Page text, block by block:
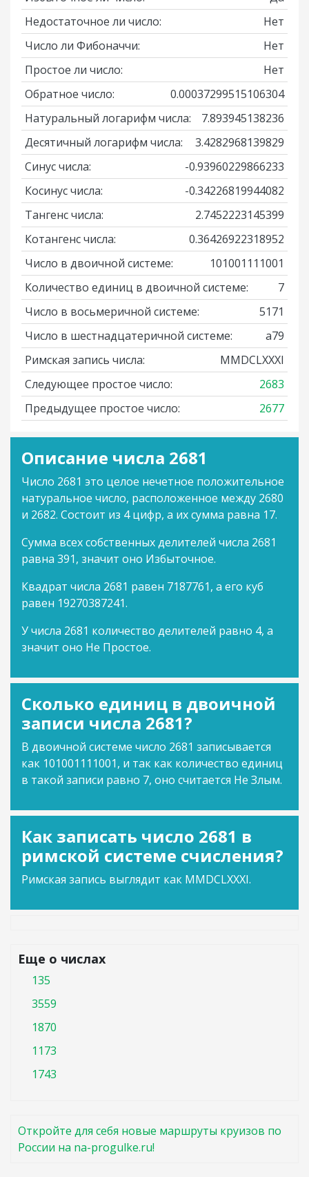
Недостаточное ли число:
Нет
Число ли Фибоначчи:
Нет
Простое ли число:
Нет
Обратное число:
0.00037299515106304
Натуральный логарифм числа:
7.893945138236
Десятичный логарифм числа:
3.4282968139829
Синус числа:
-0.93960229866233
Косинус числа:
-0.34226819944082
Тангенс числа:
2.7452223145399
Котангенс числа:
0.36426922318952
Число в двоичной системе:
101001111001
Количество единиц в двоичной системе:
7
Число в восьмеричной системе:
5171
Число в шестнадцатеричной системе:
a79
Римская запись числа:
MMDCLXXXI
Следующее простое число:
2683
Предыдущее простое число:
2677
Описание числа 2681
Число 2681 это целое нечетное положительное
натуральное число, расположенное между 2680
и 2682. Состоит из 4 цифр, а их сумма равна 17.
Сумма всех собственных делителей числа 2681
равна 391, значит оно Избыточное.
Квадрат числа 2681 равен 7187761, а его куб
равен 19270387241.
У числа 2681 количество делителей равно 4, а
значит оно Не Простое.
Сколько единиц в двоичной
записи числа 2681?
В двоичной системе число 2681 записывается
как 101001111001, и так как количество единиц
в такой записи равно 7, оно считается Не Злым.
Как записать число 2681 в
римской системе счисления?
Римская запись выглядит как MMDCLXXXI.
Еще о числах
135
3559
1870
1173
1743
Откройте для себя новые маршруты круизов по
России на na-progulke.ru!